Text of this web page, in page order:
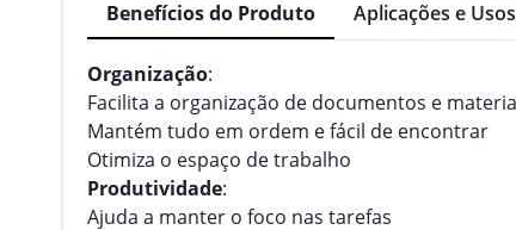
Benefícios do Produto
Aplicações e Usos
Organização:
Facilita a organização de documentos e
Mantém tudo em ordem e fácil de encontrar
Otimiza o espaço de trabalho
Produtividade:
Ajuda a manter o foco nas tarefas